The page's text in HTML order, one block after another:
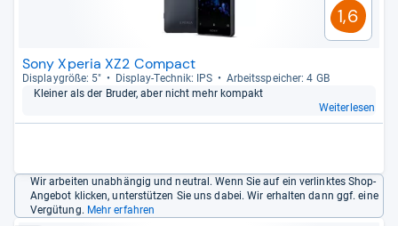
1,6
Sony Xperia XZ2 Compact
Dis­play­größe: 5" Dis­play-​Tech­nik: IPS
Arbeitsspei­cher: 4 GB
Klei­ner als der Bru­der, aber nicht mehr kom­pakt
Weiterlesen
Wir arbeiten unabhängig und neutral. Wenn Sie auf ein verlinktes Shop-
Angebot klicken, unterstützen Sie uns dabei. Wir erhalten dann ggf. eine
Vergütung. Mehr erfahren